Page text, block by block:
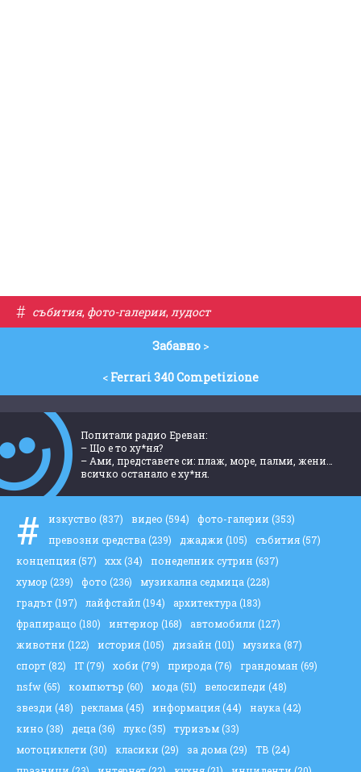
# събития, фото-галерии, лудост
Забавно>
< Ferrari 340 Competizione
Попитали радио Ереван:
– Що е то ху*ня?
– Ами, представете си: плаж, море, палми, жени…
всичко останало е ху*ня.
# изкуство (837) видео (594) фото-галерии (353)
превозни средства (239) джаджи (105) събития(57)
концепция(57) ххх(34) понеделник сутрин (637)
хумор (239) фото (236) музикална седмица (228)
градът(197) лайфстайл(194) архитектура (183)
фрапиращо (180) интериор (168) автомобили (127)
животни (122) история(105) дизайн (101) музика (87)
спорт(82) IT(79) хоби (79) природа (76) грандоман (69)
nsfw(65) компютър (60) мода (51) велосипеди (48)
звезди (48) реклама (45) информация(44) наука (42)
кино (38) деца (36) лукс(35) туризъм(33)
мотоциклети (30) класики (29) за дома (29) ТВ (24)